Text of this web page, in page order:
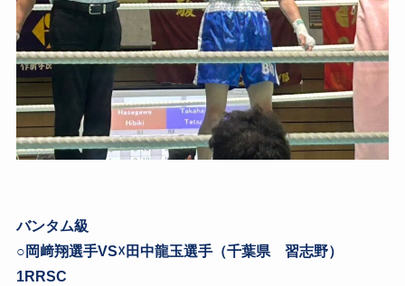
バンタム級
○岡﨑翔選手VS☓田中龍玉選手（千葉県 習志野）
1RRSC